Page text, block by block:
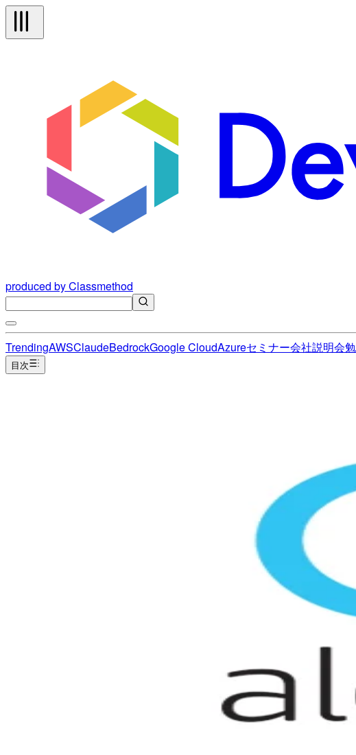
produced by Classmethod
TrendingAWSClaudeBedrockGoogle CloudAzureセミナー会社説明会
目次